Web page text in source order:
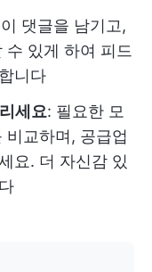
댓글을 남기고,
있게 하여 피드
니다
세요: 필요한 모
비교하며, 공급업
요. 더 자신감 있